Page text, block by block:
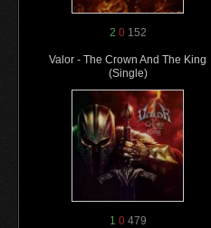
2 0152
Valor - The Crown And The King
(Single)
1 0479